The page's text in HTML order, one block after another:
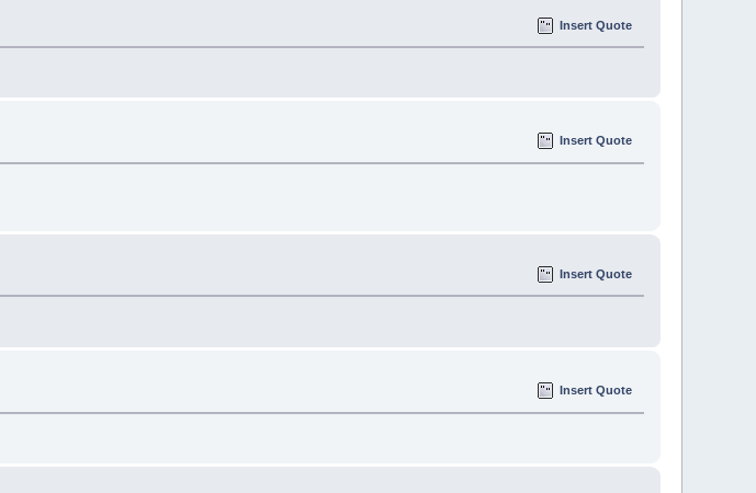
Insert Quote
Insert Quote
Insert Quote
Insert Quote